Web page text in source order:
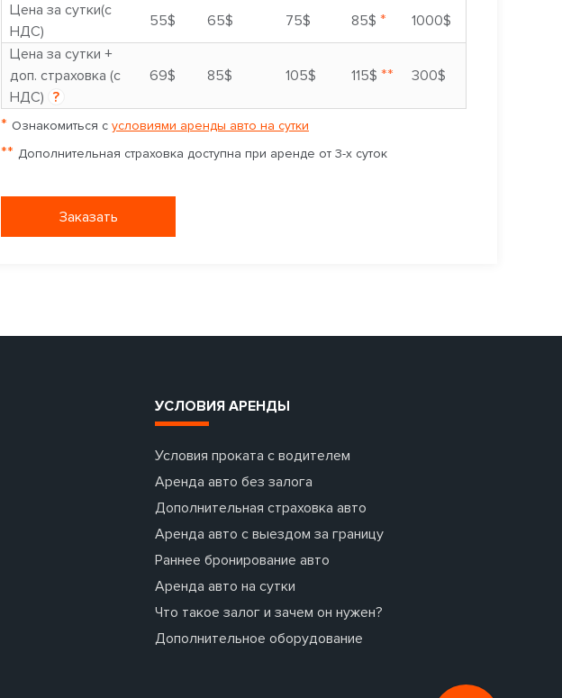
Цена за сутки(с
НДС)
55$ 65$ 75$ 85$ *
1000$
Цена за сутки +
доп. страховка (с
НДС) ?
69$ 85$ 105$ 115$ ** 300$
* Ознакомиться с условиями аренды авто на сутки
** Дополнительная страховка доступна при аренде от 3-х суток
Заказать
УСЛОВИЯ АРЕНДЫ
Условия проката с водителем
Аренда авто без залога
Дополнительная страховка авто
Аренда авто с выездом за границу
Раннее бронирование авто
Аренда авто на сутки
Что такое залог и зачем он нужен?
Дополнительное оборудование